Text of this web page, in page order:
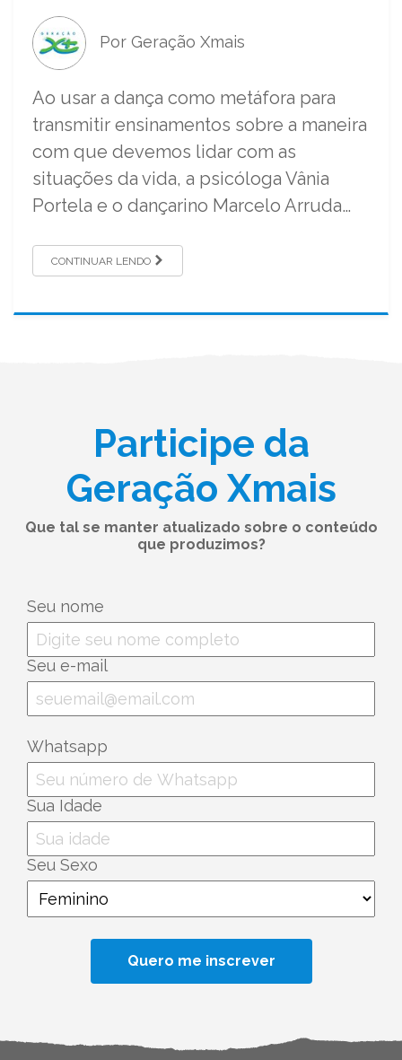
Por Geração Xmais
Ao usar a dança como metáfora para
transmitir ensinamentos sobre a maneira
com que devemos lidar com as
situações da vida, a psicóloga Vânia
Portela e o dançarino Marcelo Arruda…
CONTINUAR LENDO
Participe da
Geração Xmais
Que tal se manter atualizado sobre o conteúdo
que produzimos?
Seu nome
Seu e-mail
Whatsapp
Sua Idade
Seu Sexo